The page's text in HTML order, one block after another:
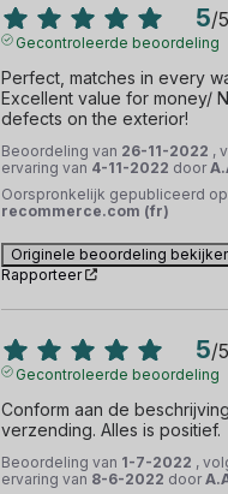
5/5
Gecontroleerde beoordeling
Perfect, matches in every
Excellent value for money/
defects on the exterior!
Beoordeling van 26-11-2022 ,
ervaring van 4-11-2022 door
Oorspronkelijk gepubliceerd op
recommerce.com (fr)
Originele beoordeling
Rapporteer
5/5
Gecontroleerde beoordeling
Conform aan de
verzending. Alles is positief.
Beoordeling van 1-7-2022 ,
ervaring van 8-6-2022 door